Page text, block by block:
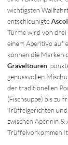
wichtigsten
entschleunigte
Türme wird von drei
einem Aperitivo auf
können die Marken
Graveltouren ,
genussvollen
der traditionellen
(Fischsuppe) bis zu
Trüffelgerichten und
zwischen Apennin
Trüffelvorkommen